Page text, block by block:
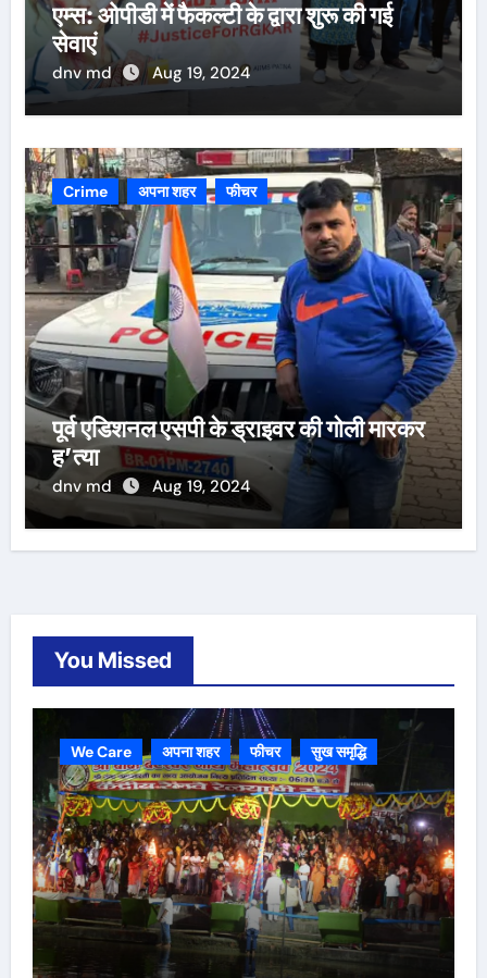
एम्स: ओपीडी में फैकल्टी के द्वारा शुरू की गई
सेवाएं
dnv md Aug 19, 2024
Crime अपना शहर फीचर
पूर्व एडिशनल एसपी के ड्राइवर की गोली मारकर
ह’त्या
dnv md Aug 19, 2024
You Missed
We Care अपना शहर फीचर सुख समृद्धि